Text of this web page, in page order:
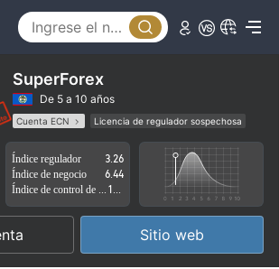
SuperForex
De 5 a 10 años
Cuenta ECN
Licencia de regulador sospechosa
Zona de negocio sospechoso
Riesgo potencial alto
Índice regulador
3.26
Índice de negocio
6.44
Sitio web